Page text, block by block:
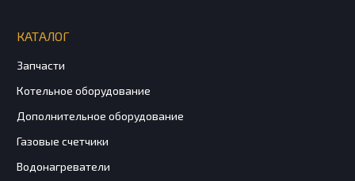
КАТАЛОГ
Запчасти
Котельное оборудование
Дополнительное оборудование
Газовые счетчики
Водонагреватели